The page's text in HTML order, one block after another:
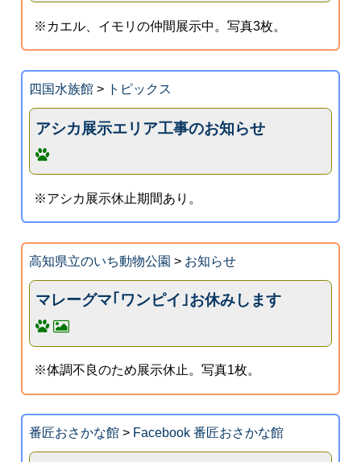
※カエル、イモリの仲間展示中。写真3枚。
四国水族館> トピックス
アシカ展示エリア工事のお知らせ
※アシカ展示休止期間あり。
高知県立のいち動物公園 > お知らせ
マレーグマ｢ワンピイ｣お休みします
※体調不良のため展示休止。写真1枚。
番匠おさかな館> Facebook 番匠おさかな館